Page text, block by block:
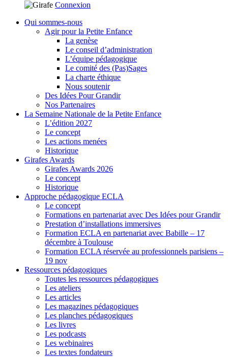
Connexion
Qui sommes-nous
Agir pour la Petite Enfance
La genèse
Le conseil d’administration
L’équipe pédagogique
Le comité des (Pas)Sages
La charte éthique
Nous soutenir
Des Idées Pour Grandir
Nos Partenaires
La Semaine Nationale de la Petite Enfance
L’édition 2027
Le concept
Les actions menées
Historique
Girafes Awards
Girafes Awards 2026
Le concept
Historique
Approche pédagogique ECLA
Le concept
Formations en partenariat avec Des Idées pour Grandir
Prestation d’installations immersives
Formation ECLA en partenariat avec Babille – 17
décembre à Toulouse
Formation ECLA réservée au professionnels parisiens –
19 nov
Ressources pédagogiques
Toutes les ressources pédagogiques
Les ateliers
Les articles
Les magazines pédagogiques
Les planches pédagogiques
Les livres
Les podcasts
Les webinaires
Les textes fondateurs